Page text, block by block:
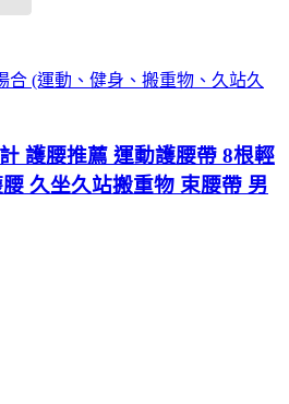
合 (運動、健身、搬重物、久站久
護腰推薦 運動護腰帶 8根輕
久坐久站搬重物 束腰帶 男